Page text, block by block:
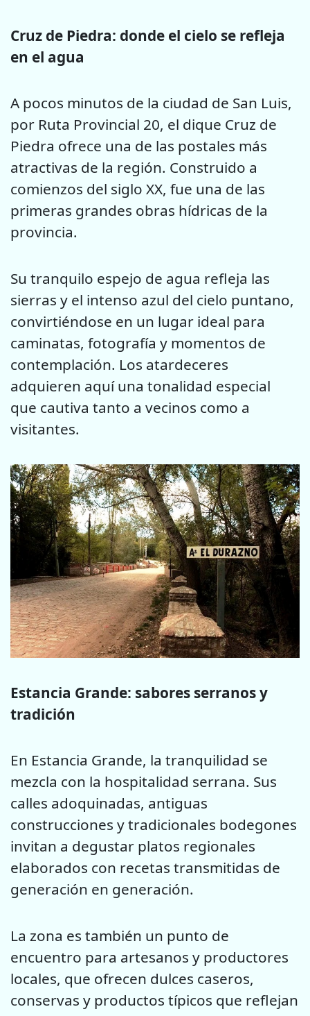
Cruz de Piedra: donde el cielo se refleja
en el agua
A pocos minutos de la ciudad de San Luis,
por Ruta Provincial 20, el dique Cruz de
Piedra ofrece una de las postales más
atractivas de la región. Construido a
comienzos del siglo XX, fue una de las
primeras grandes obras hídricas de la
provincia.
Su tranquilo espejo de agua refleja las
sierras y el intenso azul del cielo puntano,
convirtiéndose en un lugar ideal para
caminatas, fotografía y momentos de
contemplación. Los atardeceres
adquieren aquí una tonalidad especial
que cautiva tanto a vecinos como a
visitantes.
Estancia Grande: sabores serranos y
tradición
En Estancia Grande, la tranquilidad se
mezcla con la hospitalidad serrana. Sus
calles adoquinadas, antiguas
construcciones y tradicionales bodegones
invitan a degustar platos regionales
elaborados con recetas transmitidas de
generación en generación.
La zona es también un punto de
encuentro para artesanos y productores
locales, que ofrecen dulces caseros,
conservas y productos típicos que reflejan